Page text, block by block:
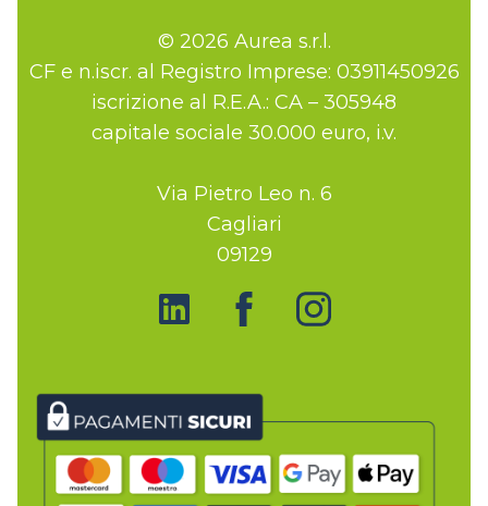
© 2026 Aurea s.r.l.
CF e n.iscr. al Registro Imprese: 03911450926
iscrizione al R.E.A.: CA – 305948
capitale sociale 30.000 euro, i.v.
Via Pietro Leo n. 6
Cagliari
09129